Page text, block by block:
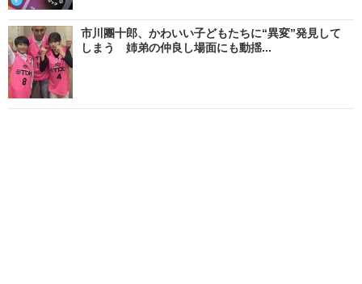
市川團十郎、かわいい子どもたちに“異変”発見して
しまう 姉弟の仲良し場面にも動揺...